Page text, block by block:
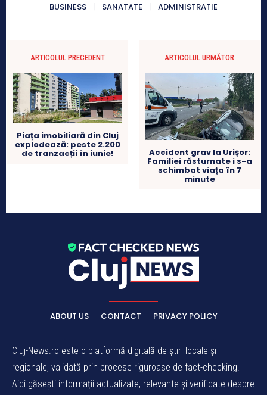
BUSINESS
SANATATE ADMINISTRATIE
ARTICOLUL PRECEDENT
Piața imobiliară din Cluj
explodează: peste 2.200
de tranzacții în iunie!
ARTICOLUL URMĂTOR
Accident grav la Urișor:
Familiei răsturnate i s-a
schimbat viața în 7
minute
ABOUT US CONTACT PRIVACY POLICY
Cluj-News.ro este o platformă digitală de știri locale și
regionale, validată prin procese riguroase de fact-checking.
Aici găsești informații actualizate, relevante și verificate despre